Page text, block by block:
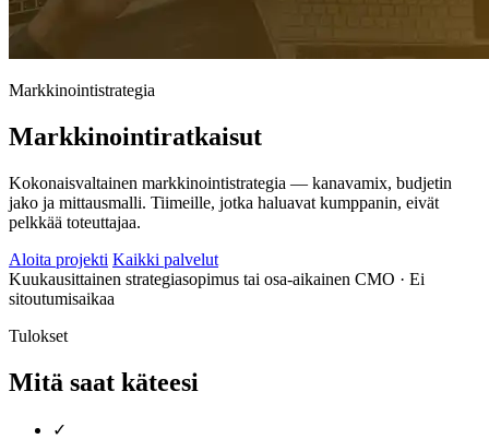
Markkinointistrategia
Markkinointiratkaisut
Kokonaisvaltainen markkinointistrategia — kanavamix, budjetin
jako ja mittausmalli. Tiimeille, jotka haluavat kumppanin, eivät
pelkkää toteuttajaa.
Aloita projekti Kaikki palvelut
Kuukausittainen strategiasopimus tai osa-aikainen CMO · Ei
sitoutumisaikaa
Tulokset
Mitä saat käteesi
✓